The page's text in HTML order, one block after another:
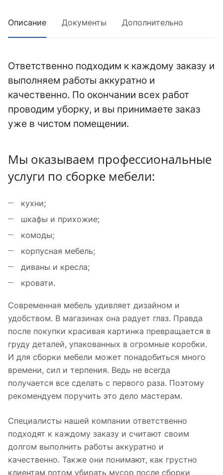
Описание Документы Дополнительно
Ответственно подходим к каждому заказу и
выполняем работы аккуратно и
качественно. По окончании всех работ
проводим уборку, и вы принимаете заказ
уже в чистом помещении.
Мы оказываем профессиональные
услуги по сборке мебели:
кухни;
шкафы и прихожие;
комоды;
корпусная мебель;
диваны и кресла;
кровати.
Современная мебель удивляет дизайном и
удобством. В магазинах она радует глаз. Правда
после покупки красивая картинка превращается в
груду деталей, упакованных в огромные коробки.
И для сборки мебели может понадобиться много
времени, сил и терпения. Ведь не всегда
получается все сделать с первого раза. Поэтому
рекомендуем поручить это дело мастерам.
Специалисты нашей компании ответственно
подходят к каждому заказу и считают своим
долгом выполнить работы аккуратно и
качественно. Также они понимают, как грустно
клиентам потом убирать мусор после сборки